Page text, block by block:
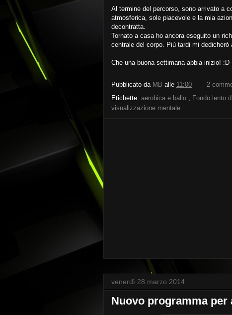
Al termine del percorso, sono arrivato a
atmosferica, sole piacevole e la mia
decontratta.
Tornato a casa ho ancora eseguito un
centrale del corpo. Più tardi mi dedicherò
Che una buona settimana abbia inizio! :D
Pubblicato da MB alle 11:00
2
Etichette: aerobica e ballo., Fondo lento
visualizzazione mentale
venerdì 28 marzo 2014
Nuovo programma per